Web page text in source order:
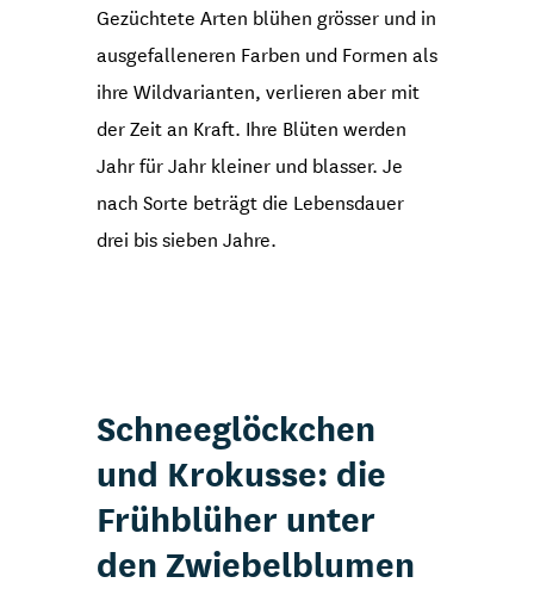
Gezüchtete Arten blühen grösser und in
ausgefalleneren Farben und Formen als
ihre Wildvarianten, verlieren aber mit
der Zeit an Kraft. Ihre Blüten werden
Jahr für Jahr kleiner und blasser. Je
nach Sorte beträgt die Lebensdauer
drei bis sieben Jahre.
Schneeglöckchen
und Krokusse: die
Frühblüher unter
den Zwiebelblumen